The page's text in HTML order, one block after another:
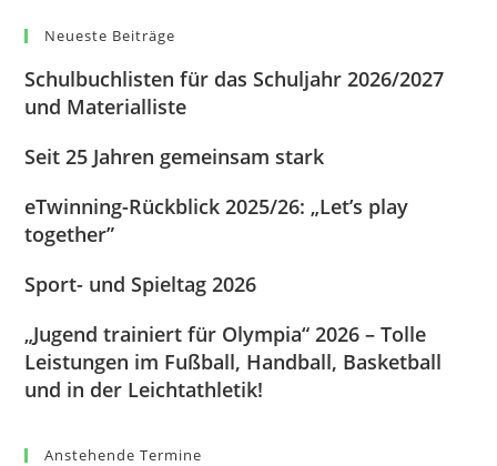
Neueste Beiträge
Schulbuchlisten für das Schuljahr 2026/2027
und Materialliste
Seit 25 Jahren gemeinsam stark
eTwinning-Rückblick 2025/26: „Let’s play
together”
Sport- und Spieltag 2026
„Jugend trainiert für Olympia“ 2026 – Tolle
Leistungen im Fußball, Handball, Basketball
und in der Leichtathletik!
Anstehende Termine